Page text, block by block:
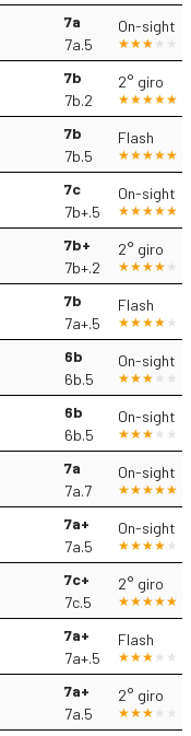
7a
7a.5
On-sight
7b
7b.2
2° giro
7b
7b.5
Flash
7c
7b+.5
On-sight
7b+
7b+.2
2° giro
7b
7a+.5
Flash
6b
6b.5
On-sight
6b
6b.5
On-sight
7a
7a.7
On-sight
7a+
7a.5
On-sight
7c+
7c.5
2° giro
7a+
7a+.5
Flash
7a+
7a.5
2° giro